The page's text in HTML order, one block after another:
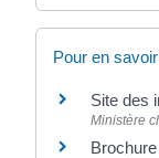
Pour en
Site des
Ministère